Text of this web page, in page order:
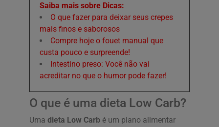
Saiba mais sobre Dicas:
O que fazer para deixar seus crepes
mais finos e saborosos
Compre hoje o fouet manual que
custa pouco e surpreende!
Intestino preso: Você não vai
acreditar no que o humor pode fazer!
O que é uma dieta Low Carb?
Uma dieta Low Carb é um plano alimentar